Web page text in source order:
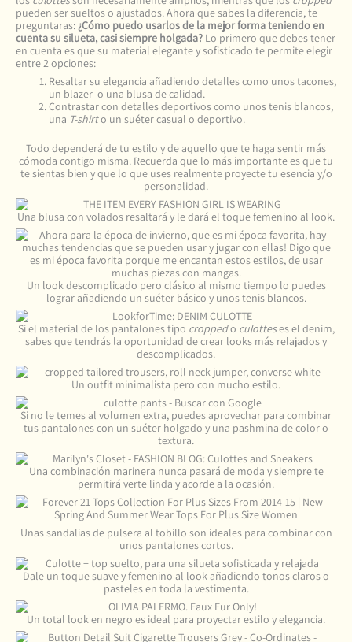
pueden ser sueltos o ajustados. Ahora que sabes la diferencia, te
preguntaras: ¿Cómo puedo usarlos de la mejor forma teniendo en
cuenta su silueta, casi siempre holgada? Lo primero que debes tener
en cuenta es que su material elegante y sofisticado te permite elegir
entre 2 opciones:
Resaltar su elegancia añadiendo detalles como unos tacones,
un blazer o una blusa de calidad.
Contrastar con detalles deportivos como unos tenis blancos,
una T-shirto un suéter casual o deportivo.
Todo dependerá de tu estilo y de aquello que te haga sentir más
cómoda contigo misma. Recuerda que lo más importante es que tu
te sientas bien y que lo que uses realmente proyecte tu esencia y/o
personalidad.
Una blusa con volados resaltará y le dará el toque femenino al look.
Un look descomplicado pero clásico al mismo tiempo lo puedes
lograr añadiendo un suéter básico y unos tenis blancos.
Si el material de los pantalones tipo croppedo culotteses el denim,
sabes que tendrás la oportunidad de crear looks más relajados y
descomplicados.
Un outfit minimalista pero con mucho estilo.
Si no le temes al volumen extra, puedes aprovechar para combinar
tus pantalones con un suéter holgado y una pashmina de color o
textura.
Una combinación marinera nunca pasará de moda y siempre te
permitirá verte linda y acorde a la ocasión.
Unas sandalias de pulsera al tobillo son ideales para combinar con
unos pantalones cortos.
Dale un toque suave y femenino al look añadiendo tonos claros o
pasteles en toda la vestimenta.
Un total look en negro es ideal para proyectar estilo y elegancia.